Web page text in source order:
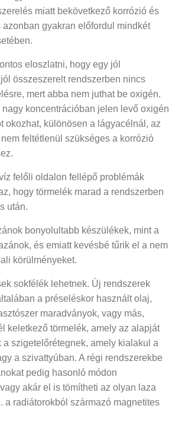
miatt bekövetkező korrózió és
gyakran előfordul mindkét
eloszlatni, hogy egy jól
összeszerelt rendszerben nincs
mert abba nem juthat be oxigén.
nagy koncentrációban jelen levő oxigén
okozhat, különösen a lágyacélnál, az
feltétlenül szükséges a korrózió
felőli oldalon fellépő problémák
hogy törmelék marad a rendszerben
után.
bonyolultabb készülékek, mint a
és emiatt kevésbé tűrik el a nem
körülményeket.
sokfélék lehetnek. Új rendszerek
a préseléskor használt olaj,
maradványok, vagy más,
keletkező törmelék, amely az alapját
a szigetelőrétegnek, amely kialakul a
a szivattyúban. A régi rendszerekbe
pedig hasonló módon
akár el is tömítheti az olyan laza
a radiátorokból származó magnetites